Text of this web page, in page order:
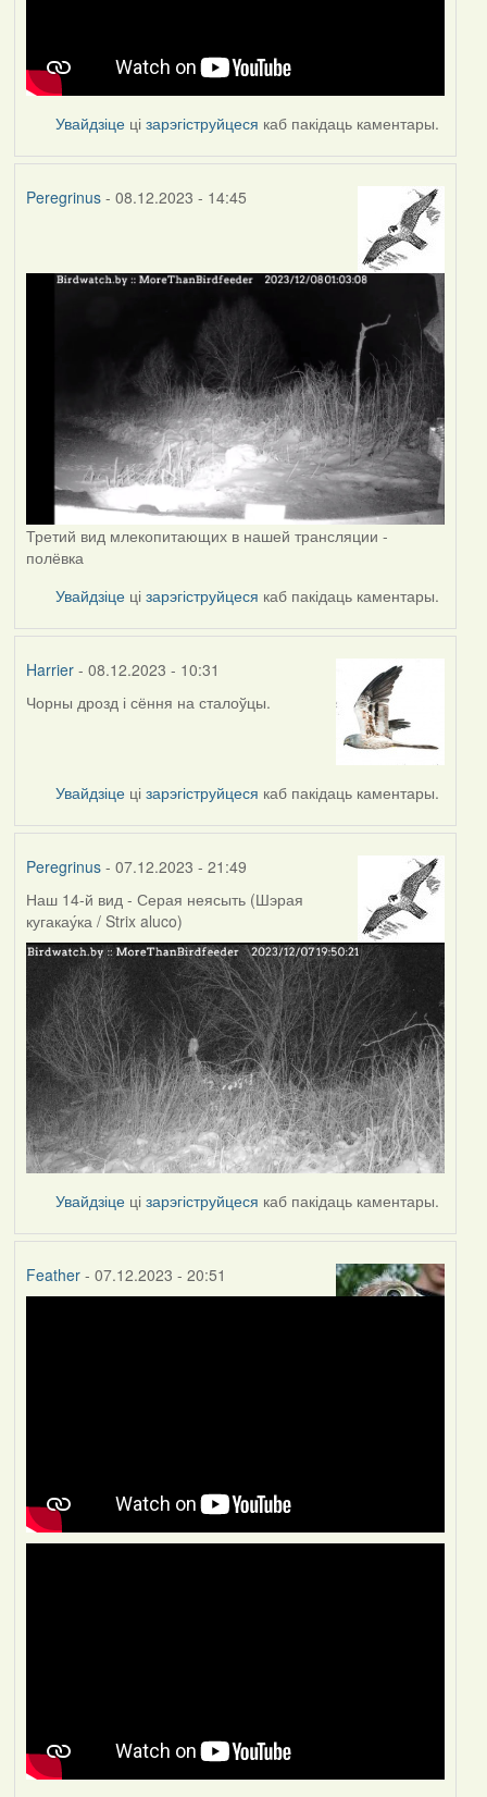
Увайдзіце цізарэгіструйцеся каб пакідаць каментары.
Peregrinus- 08.12.2023 - 14:45
Третий вид млекопитающих в нашей трансляции -
полёвка
Увайдзіце цізарэгіструйцеся каб пакідаць каментары.
Harrier- 08.12.2023 - 10:31
Чорны дрозд і сёння на сталоўцы.
Увайдзіце цізарэгіструйцеся каб пакідаць каментары.
Peregrinus- 07.12.2023 - 21:49
Наш 14-й вид - Серая неясыть (Шэрая
кугакау́ка / Strix aluco)
Увайдзіце цізарэгіструйцеся каб пакідаць каментары.
Feather- 07.12.2023 - 20:51